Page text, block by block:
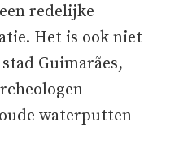
redelijke
Het is ook niet
Guimarães,
waterputten